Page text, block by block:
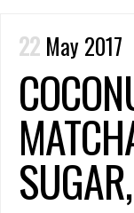
22 May 2017